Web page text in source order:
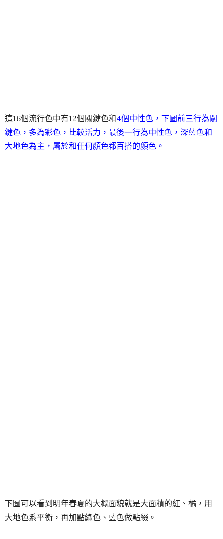
這16個流行色中有12個關鍵色和4個中性色，下圖前三行為關
鍵色，多為彩色，比較活力，最後一行為中性色，深藍色和
大地色為主，屬於和任何顏色都百搭的顏色。
下圖可以看到明年春夏的大概面貌就是大面積的紅、橘，用
大地色系平衡，再加點綠色、藍色做點綴。